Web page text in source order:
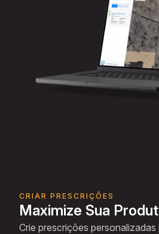
CRIAR PRESCRIÇÕES
Maximize Sua
Crie prescrições personalizadas